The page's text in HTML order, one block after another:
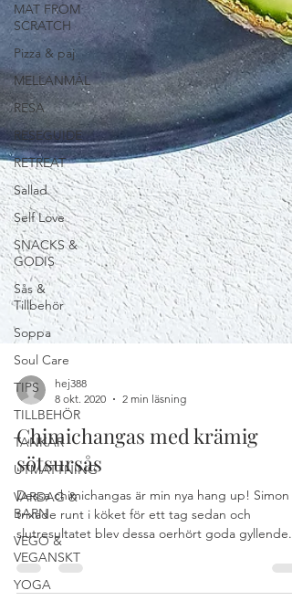
MAT FROM
SCRATCH
Pizza & paj
MELLANMÅL
RESA
RESEGUIDE
RETREAT
Sallad
Self Love
SNACKS &
GODIS
Sås &
Tillbehör
Soppa
Soul Care
TIPS
TILLBEHÖR
TANKAR
UTMATTNING
VARDAG &
BARN
VEGO &
VEGANSKT
YOGA
hej388
8 okt. 2020
2 min läsning
Chimichangas med krämig
sötsursås
Dessa chimichangas är min nya hang up! Simon
trixade runt i köket för ett tag sedan och
slutresultatet blev dessa oerhört goda gyllende...